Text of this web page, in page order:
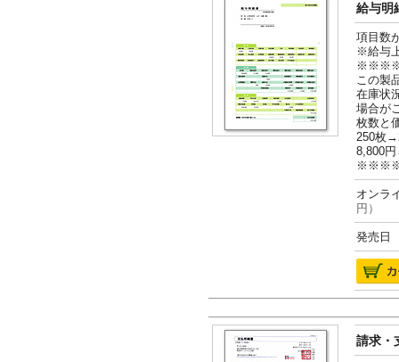
給与明
項目数
※給与
この製
在庫状
場合が
枚数と
250枚
8,800
オン
円）
発売日
請求・